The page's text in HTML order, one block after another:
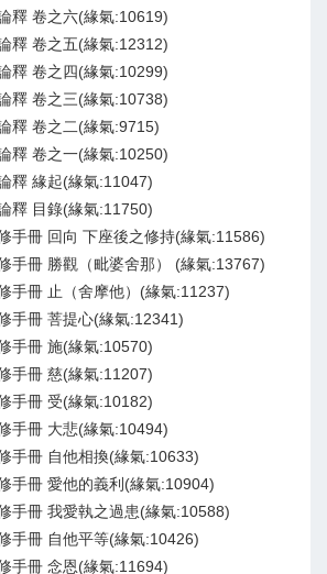
釋 卷之六(緣氣:10619)
釋 卷之五(緣氣:12312)
釋 卷之四(緣氣:10299)
釋 卷之三(緣氣:10738)
釋 卷之二(緣氣:9715)
釋 卷之一(緣氣:10250)
釋 緣起(緣氣:11047)
釋 目錄(緣氣:11750)
手冊 回向 下座後之修持(緣氣:11586)
手冊 勝觀（毗婆舍那） (緣氣:13767)
手冊 止（舍摩他）(緣氣:11237)
手冊 菩提心(緣氣:12341)
手冊 施(緣氣:10570)
手冊 慈(緣氣:11207)
手冊 受(緣氣:10182)
手冊 大悲(緣氣:10494)
手冊 自他相換(緣氣:10633)
手冊 愛他的義利(緣氣:10904)
手冊 我愛執之過患(緣氣:10588)
手冊 自他平等(緣氣:10426)
手冊 念恩(緣氣:11694)